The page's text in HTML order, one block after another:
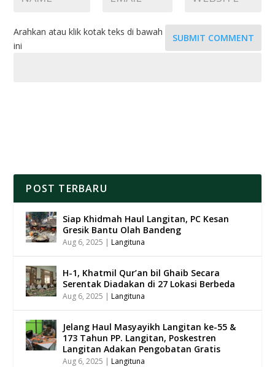
SUBMIT COMMENT
Arahkan atau klik kotak teks di bawah
ini
POST TERBARU
Siap Khidmah Haul Langitan, PC Kesan
Gresik Bantu Olah Bandeng
Aug 6, 2025 |Langituna
H-1, Khatmil Qur’an bil Ghaib Secara
Serentak Diadakan di 27 Lokasi Berbeda
Aug 6, 2025 |Langituna
Jelang Haul Masyayikh Langitan ke-55 &
173 Tahun PP. Langitan, Poskestren
Langitan Adakan Pengobatan Gratis
Aug 6, 2025 |Langituna